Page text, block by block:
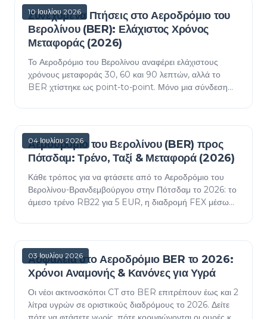
10 Ιουλίου 2026
Συνεχόμενα Πτήσεις στο Αεροδρόμιο του
Βερολίνου (BER): Ελάχιστος Χρόνος
Μεταφοράς (2026)
Το Αεροδρόμιο του Βερολίνου αναφέρει ελάχιστους
χρόνους μεταφοράς 30, 60 και 90 λεπτών, αλλά το
BER χτίστηκε ως point-to-point. Μόνο μια σύνδεση
04 Ιουλίου 2026
Αεροδρόμιο του Βερολίνου (BER) προς
Πότσδαμ: Τρένο, Ταξί & Μεταφορά (2026)
Κάθε τρόπος για να φτάσετε από το Αεροδρόμιο του
Βερολίνου-Βρανδεμβούργου στην Πότσδαμ το 2026: το
άμεσο τρένο RB22 για 5 EUR, η διαδρομή FEX μέσω
03 Ιουλίου 2026
Ασφάλεια στο Αεροδρόμιο BER το 2026:
Χρόνοι Αναμονής & Κανόνες για Υγρά
Οι νέοι ακτινοσκόποι CT στο BER επιτρέπουν έως και 2
λίτρα υγρών σε οριστικούς διαδρόμους το 2026. Δείτε